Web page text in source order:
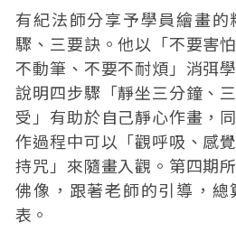
有紀法師分享予學員繪畫
驟、三要訣。他以「不要害
不動筆、不要不耐煩」消弭
說明四步驟「靜坐三分鐘、
受」有助於自己靜心作畫，
作過程中可以「觀呼吸、感
持咒」來隨畫入觀。第四期
佛像，跟著老師的引導，
表。